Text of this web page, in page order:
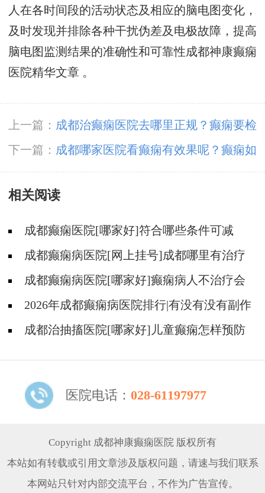
人在各时间段的活动状态及相应的脑电图变化，
及时发现并排除各种干扰伪差及电极故障，提高
脑电图监测结果的准确性和可靠性成都神康癫痫
医院精华文章 。
上一篇： ​成都治癫痫医院去哪里正规？癫痫要检
查的重点部位？
下一篇： ​成都哪家医院看癫痫有效果呢？癫痫如
何进行自我判断？
相关阅读
成都癫痫医院[哪家好]符合哪些条件可减
药、停药?
成都癫痫病医院[网上挂号]成都哪里有治疗
癫痫的中医?
成都癫痫病医院[哪家好]癫痫病人不治疗会
怎样?2026年成都癫痫病医院排行|有没有没有副作
用的抗癫痫药物呢？
成都治抽搐医院[哪家好]儿童癫痫怎样预防
医院电话： 028-61197977
Copyright 成都神康癫痫医院 版权所有
本站如有转载或引用文章涉及版权问题，请速与我们联系
本网站只针对内部交流平台，不作为广告宣传。